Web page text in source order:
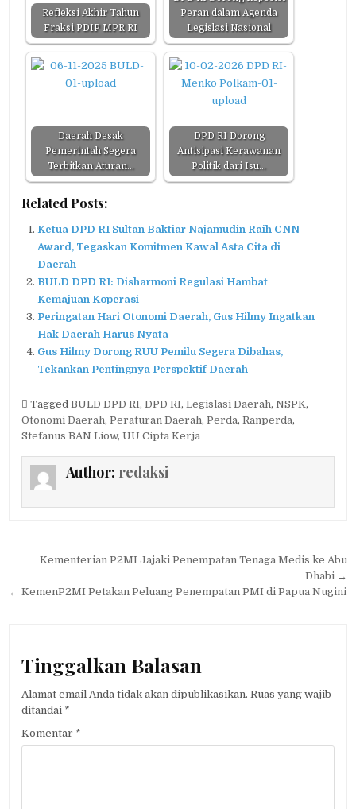
Refleksi Akhir Tahun
Fraksi PDIP MPR RI
Peran dalam Agenda
Legislasi Nasional
Daerah Desak
Pemerintah Segera
Terbitkan Aturan…
DPD RI Dorong
Antisipasi Kerawanan
Politik dari Isu…
Related Posts:
Ketua DPD RI Sultan Baktiar Najamudin Raih CNN
Award, Tegaskan Komitmen Kawal Asta Cita di
Daerah
BULD DPD RI: Disharmoni Regulasi Hambat
Kemajuan Koperasi
Peringatan Hari Otonomi Daerah, Gus Hilmy Ingatkan
Hak Daerah Harus Nyata
Gus Hilmy Dorong RUU Pemilu Segera Dibahas,
Tekankan Pentingnya Perspektif Daerah
TaggedBULD DPD RI,DPD RI,Legislasi Daerah,NSPK,
Otonomi Daerah,Peraturan Daerah,Perda,Ranperda,
Stefanus BAN Liow,UU Cipta Kerja
Author: redaksi
Navigasi
pos
Kementerian P2MI Jajaki Penempatan Tenaga Medis ke Abu
Dhabi →
← KemenP2MI Petakan Peluang Penempatan PMI di Papua Nugini
Tinggalkan Balasan
Alamat email Anda tidak akan dipublikasikan. Ruas yang wajib
ditandai *
Komentar *